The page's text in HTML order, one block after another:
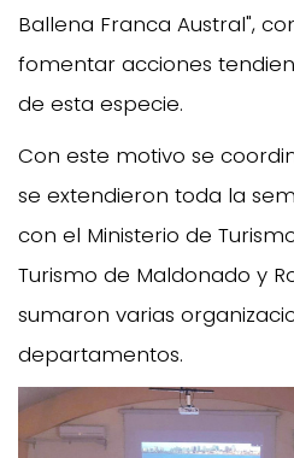
Ballena Franca Austral",
fomentar acciones
de esta especie.
Con este motivo se
se extendieron toda la
con el Ministerio de
Turismo de Maldonado y
sumaron varias
departamentos.